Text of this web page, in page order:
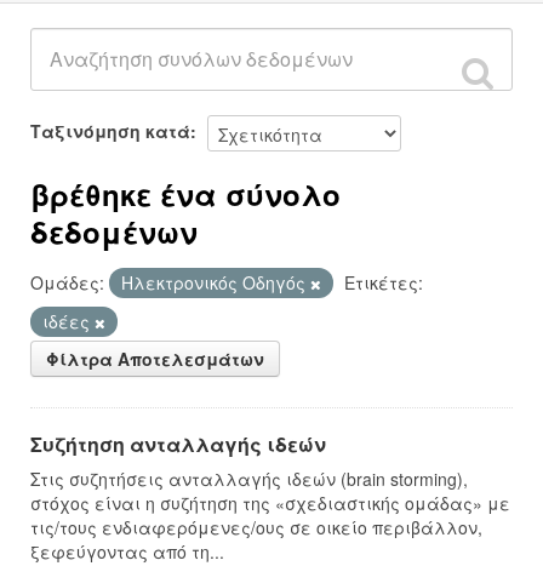
Ταξινόμηση κατά
βρέθηκε ένα σύνολο
δεδομένων
Ομάδες: Hλεκτρονικός Οδηγός
Ετικέτες:
ιδέες
Φίλτρα Αποτελεσμάτων
Συζήτηση ανταλλαγής ιδεών
Στις συζητήσεις ανταλλαγής ιδεών (brain storming),
στόχος είναι η συζήτηση της «σχεδιαστικής ομάδας» με
τις/τους ενδιαφερόμενες/ους σε οικείο περιβάλλον,
ξεφεύγοντας από τη...